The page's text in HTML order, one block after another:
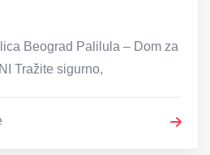
Beograd Palilula – Dom za
Tražite sigurno,